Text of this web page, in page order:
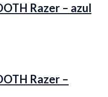
Razer – azul
Razer –